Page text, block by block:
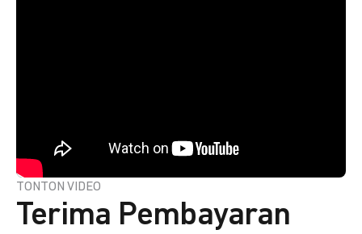
TONTON VIDEO
Terima Pembayaran